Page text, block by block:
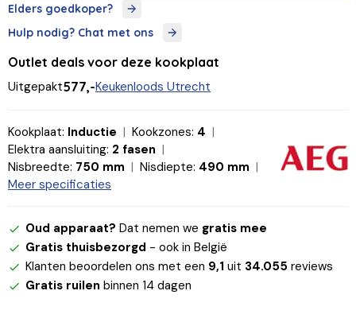
Elders goedkoper?
Hulp nodig? Chat met ons
Outlet deals voor deze kookplaat
Uitgepakt577,-Keukenloods Utrecht
Kookplaat: Inductie Kookzones: 4
Elektra aansluiting: 2 fasen
Nisbreedte: 750 mm Nisdiepte: 490 mm
Meer specificaties
Oud apparaat? Dat nemen we gratis mee
Gratis thuisbezorgd - ook in België
Klanten beoordelen ons met een 9,1 uit 34.055 reviews
Gratis ruilen binnen 14 dagen